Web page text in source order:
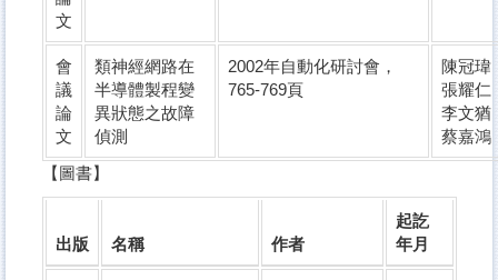
文
會
議
論
文
類神經網路在
半導體製程變
異狀態之故障
偵測
2002年自動化研討會，
765-769頁
陳冠瑋
張耀仁
李文猶
蔡嘉鴻
【圖書】
出版 名稱 作者
起訖
年月